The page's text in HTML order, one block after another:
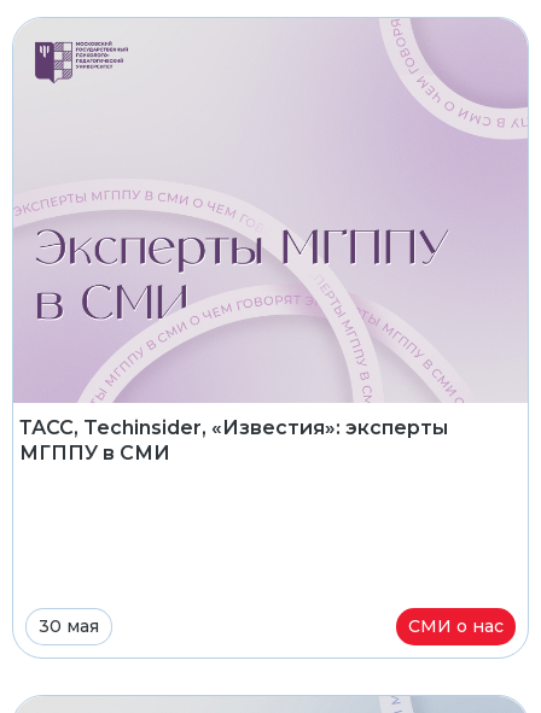
ТАСС, Techinsider, «Известия»: эксперты
МГППУ в СМИ
30 мая СМИ о нас